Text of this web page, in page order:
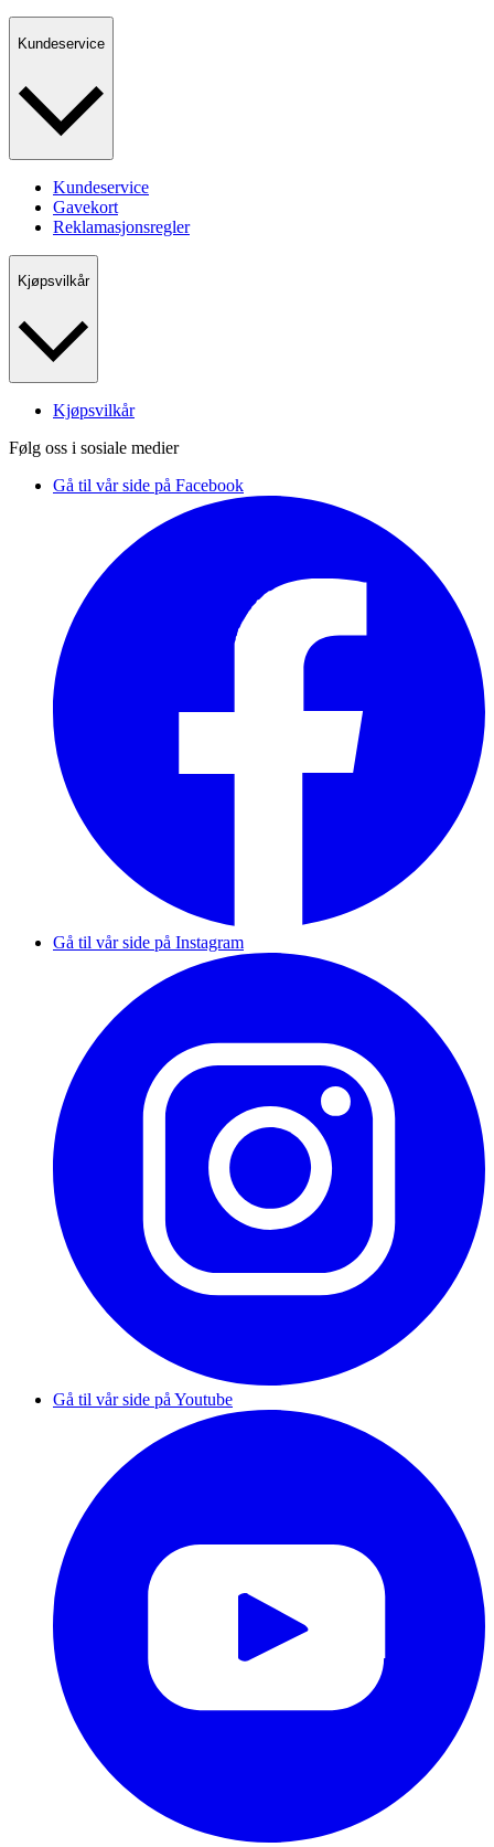
Kundeservice
Kundeservice
Gavekort
Reklamasjonsregler
Kjøpsvilkår
Kjøpsvilkår
Følg oss i sosiale medier
Gå til vår side på Facebook
Gå til vår side på Instagram
Gå til vår side på Youtube